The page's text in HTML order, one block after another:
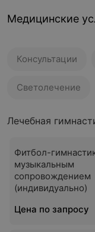
Медицинские
Консультации
Светолечение
Лечебная
Фитбол-
музыкальным
сопровождением
(индивидуально)
Цена по запросу